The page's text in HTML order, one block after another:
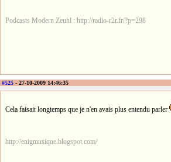
Podcasts Modern Zeuhl : http://radio-r2r.fr/?p=298
#525 - 27-10-2009 14:46:35
Cela faisait longtemps que je n'en avais plus entendu parler
http://enigmusique.blogspot.com/